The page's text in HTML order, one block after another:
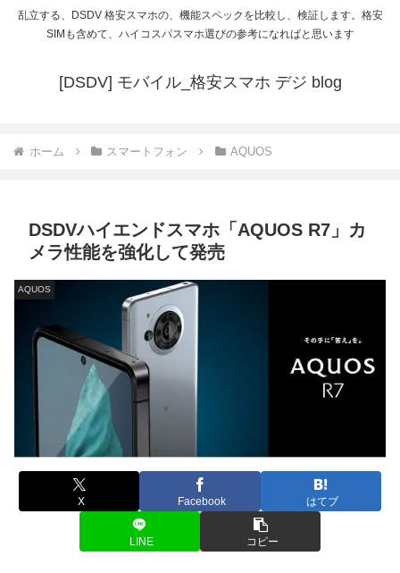
乱立する、DSDV 格安スマホの、機能スペックを比較し、検証します。格安
SIMも含めて、ハイコスパスマホ選びの参考になればと思います
[DSDV] モバイル_格安スマホ デジ blog
ホーム スマートフォン AQUOS
DSDVハイエンドスマホ「AQUOS R7」カ
メラ性能を強化して発売
AQUOS
X Facebook はてブ
LINE コピー